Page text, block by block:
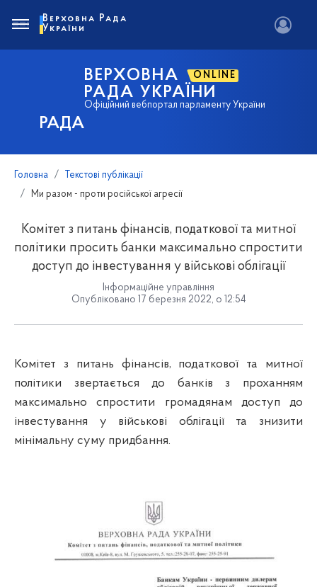
РАДА
ВЕРХОВНА ONLINE
РАДА УКРАЇНИ
Офіційний вебпортал парламенту України
Верховна Рада
України
Головна
Текстові публікації
Ми разом - проти російської агресії
Комітет з питань фінансів, податкової та митної
політики просить банки максимально спростити
доступ до інвестування у військові облігації
Інформаційне управління
Опубліковано 17 березня 2022, о 12:54
Комітет з питань фінансів, податкової та митної
політики звертається до банків з проханням
максимально спростити громадянам доступ до
інвестування у військові облігації та знизити
мінімальну суму придбання.